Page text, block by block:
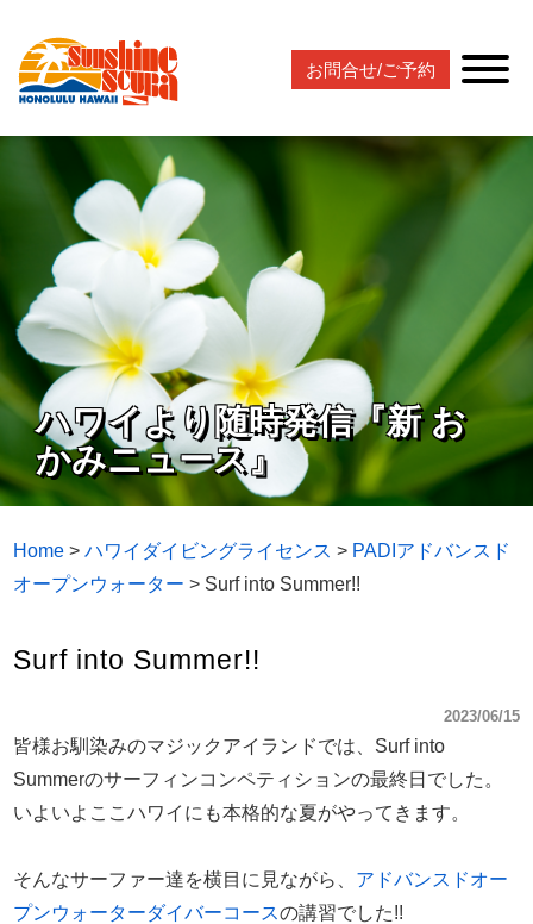
お問合せ/ご予約
ハワイより随時発信『新 お
かみニュース』
Home >ハワイダイビングライセンス > PADIアドバンスド
オープンウォーター > Surf into Summer!!
Surf into Summer!!
2023/06/15
皆様お馴染みのマジックアイランドでは、Surf into
Summerのサーフィンコンペティションの最終日でした。
いよいよここハワイにも本格的な夏がやってきます。
そんなサーファー達を横目に見ながら、 アドバンスドオー
プンウォーターダイバーコースの講習でした!!